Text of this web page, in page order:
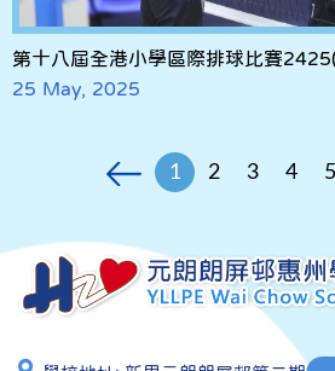
第十八屆全港小學區際排球比賽
25 May, 2025
1 2 3 4 5